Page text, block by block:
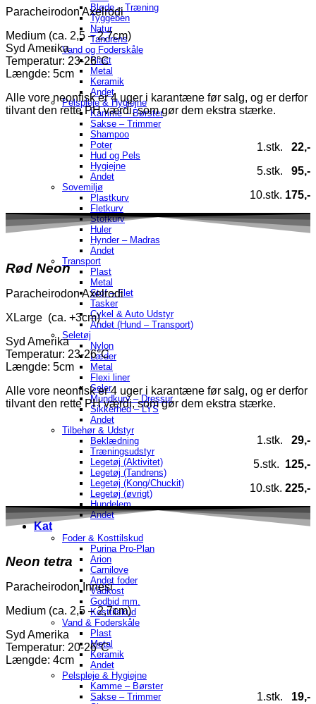
Bløde – Træning
Tyggeben
Natur
Tandrens
Vand og Foderskåle
Plast
Metal
Keramik
Andet
Pelspleje & Hygiejne
Kamme – Børster
Sakse – Trimmer
Shampoo
Poter
Hud og Pels
Hygiejne
Andet
Sovemiljø
Plastkurv
Fletkurv
Stofkurv
Huler
Hynder – Madras
Andet
Transport
Plast
Metal
Stof – Flet
Tasker
Cykel & Auto Udstyr
Andet (Hund – Transport)
Seletøj
Nylon
Læder
Metal
Flexi liner
Seler
Mundkurv – Dressur
Sikkerhed – LYS
Andet
Tilbehør & Udstyr
Beklædning
Træningsudstyr
Legetøj (Aktivitet)
Legetøj (Tandrens)
Legetøj (Kong/Chuckit)
Legetøj (øvrigt)
Hundelem
Andet
Kat
Foder & Kosttilskud
Purina Pro-Plan
Arion
Carnilove
Andet foder
Vådkost
Godbid mm.
Kosttilskud
Vand & Foderskåle
Plast
Metal
Keramik
Andet
Pelspleje & Hygiejne
Kamme – Børster
Sakse – Trimmer
Paracheirodon Axelrodi
Medium (ca. 2,5 – 2,7cm)
Syd Amerika
Temperatur: 23-26°C
Længde: 5cm
Alle vore neonfisk er 4 uger i karantæne før salg, og er derfor
tilvant den rette PH værdi, som gør dem ekstra stærke.
1.stk. 22,-
5.stk.
95,-
10.stk. 175,-
Rød Neon
Paracheirodon Axelrodi
XLarge (ca. +3cm)
Syd Amerika
Temperatur: 23-26°C
Længde: 5cm
Alle vore neonfisk er 4 uger i karantæne før salg, og er derfor
tilvant den rette PH værdi, som gør dem ekstra stærke.
1.stk. 29,-
5.stk. 125,-
10.stk. 225,-
Neon tetra
Paracheirodon Innesi
Medium (ca. 2,5 – 2,7cm)
Syd Amerika
Temperatur: 20-26°C
Længde: 4cm
1.stk. 19,-